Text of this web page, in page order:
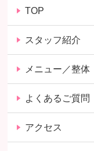
TOP
スタッフ紹介
メニュー／整体
よくあるご質問
アクセス